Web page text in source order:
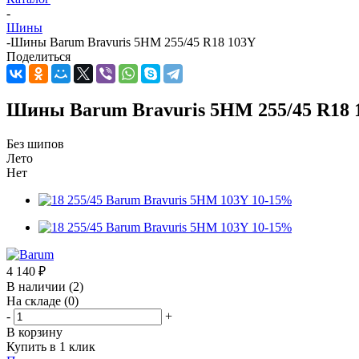
-
Шины
-Шины Barum Bravuris 5HM 255/45 R18 103Y
Поделиться
Шины Barum Bravuris 5HM 255/45 R18
Без шипов
Лето
Нет
4 140 ₽
В наличии (2)
На складе (0)
-
+
В корзину
Купить в 1 клик